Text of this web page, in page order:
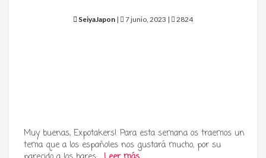
SeiyaJapon | 7 junio, 2023 | 2824
Muy buenas, Expotakers! Para esta semana os traemos un
tema que a los españoles nos gustará mucho, por su